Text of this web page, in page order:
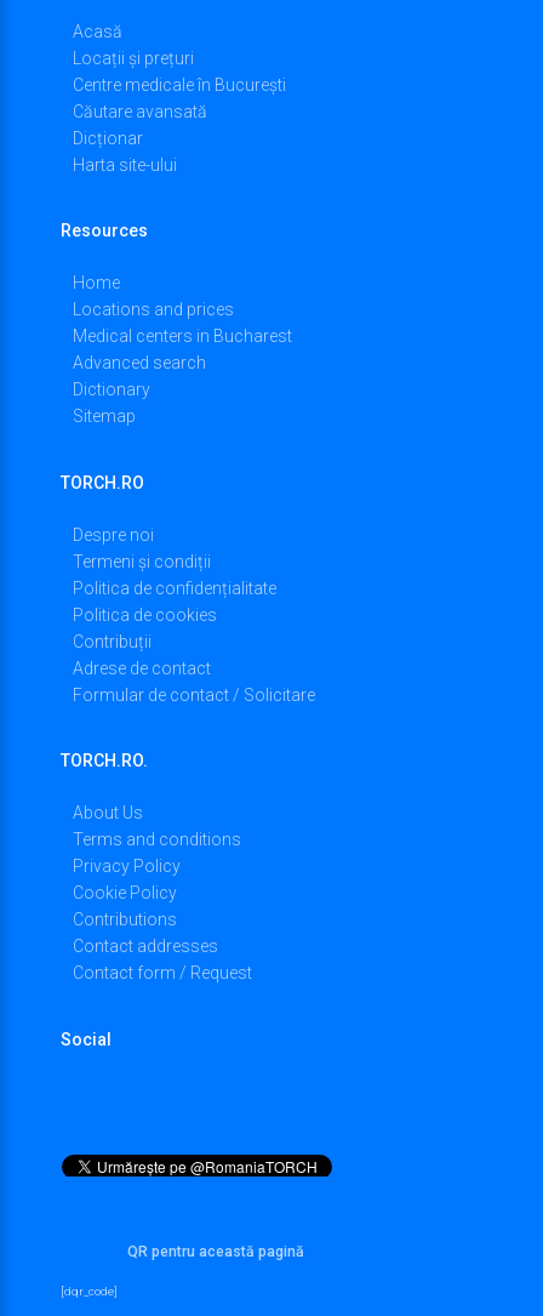
Acasă
Locații și prețuri
Centre medicale în București
Căutare avansată
Dicționar
Harta site-ului
Resources
Home
Locations and prices
Medical centers in Bucharest
Advanced search
Dictionary
Sitemap
TORCH.RO
Despre noi
Termeni și condiții
Politica de confidențialitate
Politica de cookies
Contribuții
Adrese de contact
Formular de contact / Solicitare
TORCH.RO.
About Us
Terms and conditions
Privacy Policy
Cookie Policy
Contributions
Contact addresses
Contact form / Request
Social
QR pentru această pagină
[dqr_code]